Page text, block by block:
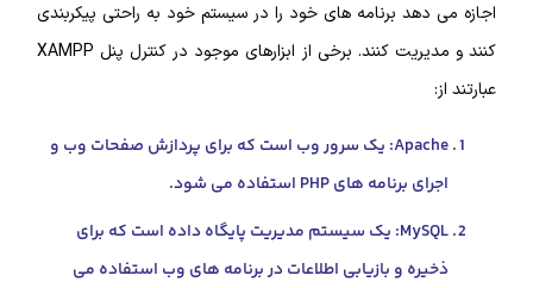
اجازه می دهد برنامه های خود را در سیستم خود به راحتی پیکربندی
کنند و مدیریت کنند. برخی از ابزارهای موجود در کنترل پنل XAMPP
عبارتند از:
Apache: یک سرور وب است که برای پردازش صفحات وب و
اجرای برنامه های PHP استفاده می شود.
MySQL: یک سیستم مدیریت پایگاه داده است که برای
ذخیره و بازیابی اطلاعات در برنامه های وب استفاده می